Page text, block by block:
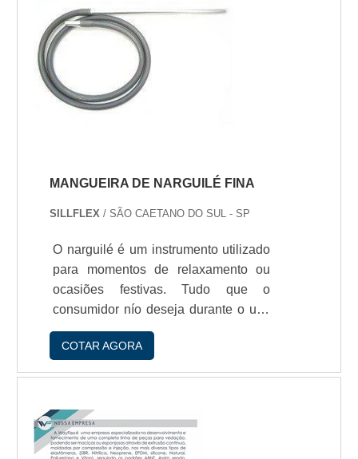
MANGUEIRA DE NARGUILÉ FINA
SILLFLEX/ SÃO CAETANO DO SUL - SP
O narguilé é um instrumento utilizado
para momentos de relaxamento ou
ocasiões festivas. Tudo que o
consumidor nío deseja durante o uso
do narguilé é ter problemas com a
mangueira que se rompa ou acumule
sujeira, atrapalhando a experiência.
uma mangueira de narguilé fina de
qualidade para nío ter problemas. A
mangueira fina é mais maleável e tem
COTAR AGORA